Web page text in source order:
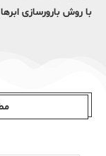
با روش بارورسازی